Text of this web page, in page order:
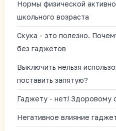
Нормы физической
школьного возраста
Скука - это полезно.
без гаджетов
Выключить нельзя
поставить запятую?
Гаджету - нет! Здоровому
Негативное влияние